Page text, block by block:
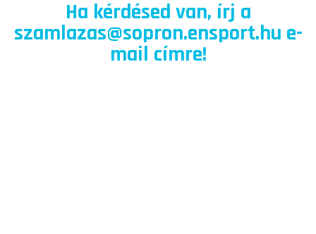
Ha kérdésed van, írj a
szamlazas@sopron.ensport.hu e-
mail címre!